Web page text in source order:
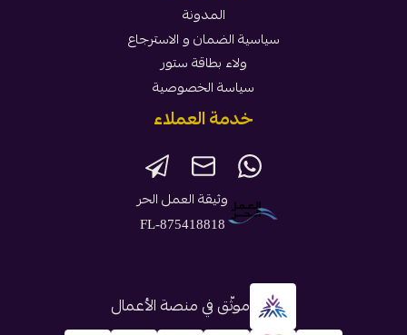
المدونة
سياسية الضمان و الاسترجاع
ولاء بطاقة ستور
سياسة الخصوصية
خدمة العملاء
وثيقة العمل الحر
FL-875418818
موثّق في منصة الأعمال